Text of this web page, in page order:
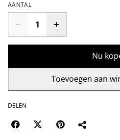
AANTAL
Nu
Toevoegen aan
DELEN